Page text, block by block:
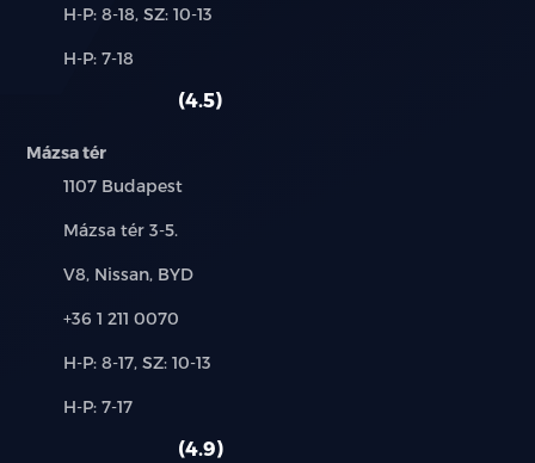
Új-
használt
H-P: 8-18, SZ: 10-13
Alkatrész,
H-P: 7-18
4.5
Mázsa tér
Település:
1107 Budapest
Cím:
Mázsa tér 3-5.
Márkák:
V8, Nissan, BYD
Telefon:
+36 1 211 0070
Új-
használt
H-P: 8-17, SZ: 10-13
Alkatrész,
H-P: 7-17
4.9